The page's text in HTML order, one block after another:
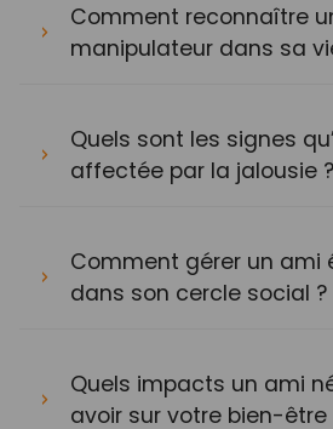
Comment reconnaître
manipulateur dans sa
Quels sont les signes
affectée par la jalousie ?
Comment gérer un ami
dans son cercle social ?
Quels impacts un ami
avoir sur votre bien-être